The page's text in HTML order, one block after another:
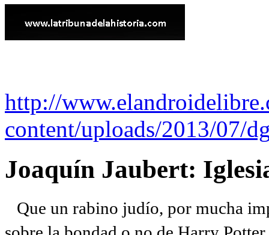
http://
content/uploads/2013/07/
Joaquín Jaubert:
Que un rabino judío, por mucha